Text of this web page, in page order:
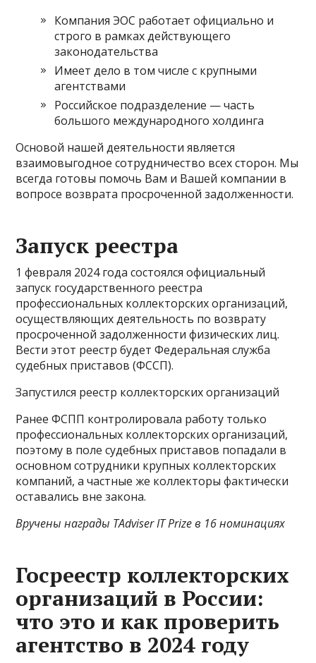
Компания ЭОС работает официально и
строго в рамках действующего
законодательства
Имеет дело в том числе с крупными
агентствами
Российское подразделение — часть
большого международного холдинга
Основой нашей деятельности является
взаимовыгодное сотрудничество всех сторон. Мы
всегда готовы помочь Вам и Вашей компании в
вопросе возврата просроченной задолженности.
Запуск реестра
1 февраля 2024 года состоялся официальный
запуск государственного реестра
профессиональных коллекторских организаций,
осуществляющих деятельность по возврату
просроченной задолженности физических лиц.
Вести этот реестр будет Федеральная служба
судебных приставов (ФССП).
Запустился реестр коллекторских организаций
Ранее ФСПП контролировала работу только
профессиональных коллекторских организаций,
поэтому в поле судебных приставов попадали в
основном сотрудники крупных коллекторских
компаний, а частные же коллекторы фактически
оставались вне закона.
Вручены награды TAdviser IT Prize в 16 номинациях
Госреестр коллекторских
организаций в России:
что это и как проверить
агентство в 2024 году